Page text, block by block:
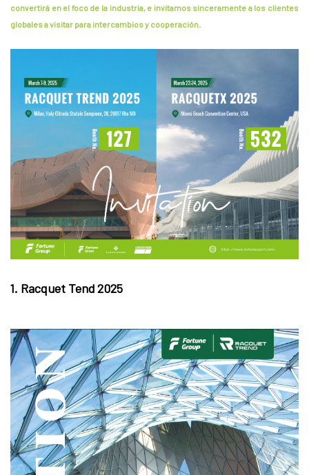
convertirá en el foco de la industria, e invitamos sinceramente a los clientes
globales a visitar para intercambios y cooperación.
1. Racquet Tend 2025